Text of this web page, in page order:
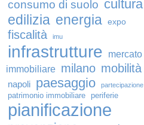
consumo di suolo cultura
edilizia energia expo
fiscalità imu
infrastrutture
mercato
immobiliare milano mobilità
napoli paesaggio partecipazione
patrimonio immobiliare periferie
pianificazione